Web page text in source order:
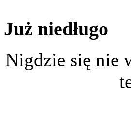
Już niedługo
Nigdzie się nie